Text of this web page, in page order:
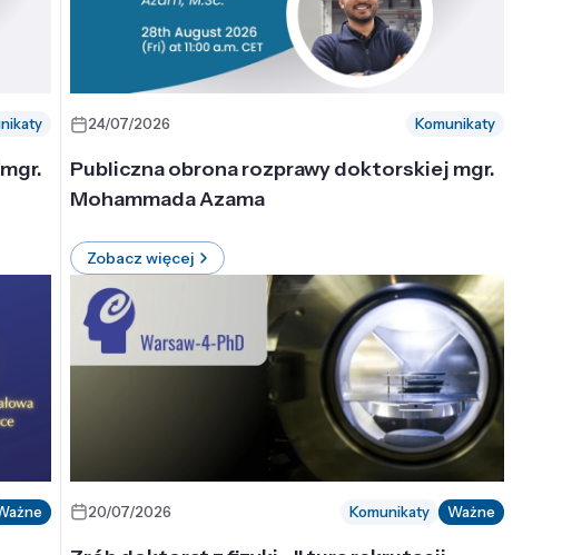
24/07/2026 Komunikaty
Publiczna obrona rozprawy doktorskiej mgr.
Mohammada Azama
Zobacz więcej
20/07/2026 Komunikaty Ważne